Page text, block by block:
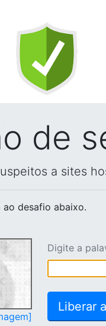
de
a sites
ao desafio abaixo.
Digite a